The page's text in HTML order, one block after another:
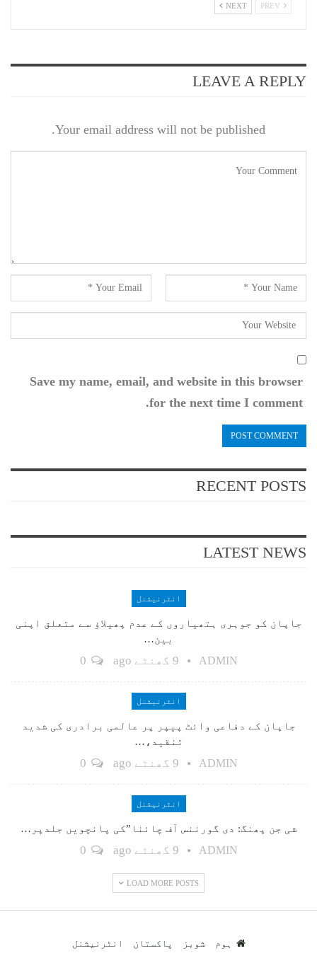
NEXT
LEAVE A REPLY
Your email address will not be published.
Save my name, email, and website in this browser
for the next time I comment.
RECENT POSTS
LATEST NEWS
انٹرنیشنل
جاپان کو جوہری ہتھیاروں کے عدم پھیلاؤ سے متعلق اپنی
بین…
ADMIN 9 گھنٹے ago
انٹرنیشنل
جاپان کے دفاعی وائٹ پیپر پر عالمی برادری کی شدید
تنقید،…
ADMIN 9 گھنٹے ago
انٹرنیشنل
شی جن پھنگ: دی گورننس آف چائنا”کی پانچویں جلدپر…
ADMIN 9 گھنٹے ago
LOAD MORE POSTS
ہوم شوبز پاکستان انٹرنیشنل